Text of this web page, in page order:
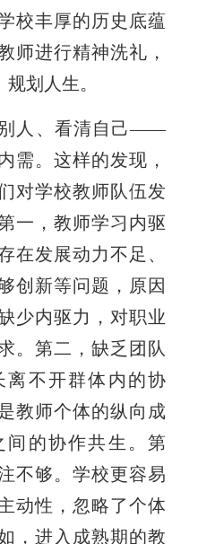
校丰厚的历史底蕴
师进行精神洗礼，
划人生。
人、看清自己——
需。这样的发现，
对学校教师队伍发
一，教师学习内驱
在发展动力不足、
创新等问题，原因
少内驱力，对职业
。第二，缺乏团队
离不开群体内的协
教师个体的纵向成
的协作共生。第
不够。学校更容易
动性，忽略了个体
，进入成熟期的教